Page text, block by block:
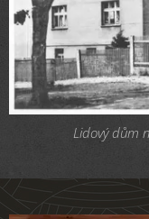
Lidový dům